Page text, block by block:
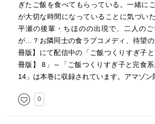
ぎたご飯を食べてもらっている。一緒に
が大切な時間になっていることに気づい
平瀬の後輩・ちほのの出現で、二人の
が…？お隣同士の食ラブコメディ、待望
冊版】にて配信中の「ご飯つくりすぎ子
冊版】 8」～「ご飯つくりすぎ子と完食系
14」は本巻に収録されています。アマゾン
0